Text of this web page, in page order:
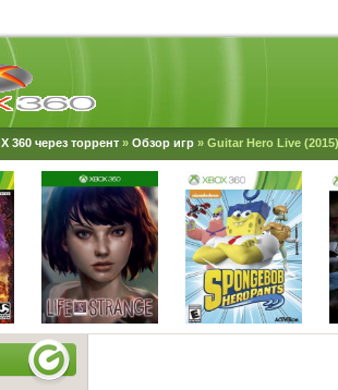
360 через торрент » Обзор игр » Guitar Hero Live